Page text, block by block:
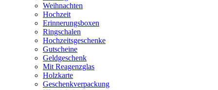
Weihnachten
Hochzeit
Erinnerungsboxen
Ringschalen
Hochzeitsgeschenke
Gutscheine
Geldgeschenk
Mit Reagenzglas
Holzkarte
Geschenkverpackung